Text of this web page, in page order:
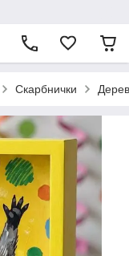
Скарбнички